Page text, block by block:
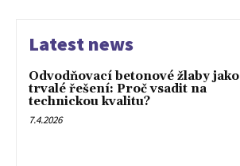
Latest news
Odvodňovací betonové žlaby jako
trvalé řešení: Proč vsadit na
technickou kvalitu?
7.4.2026